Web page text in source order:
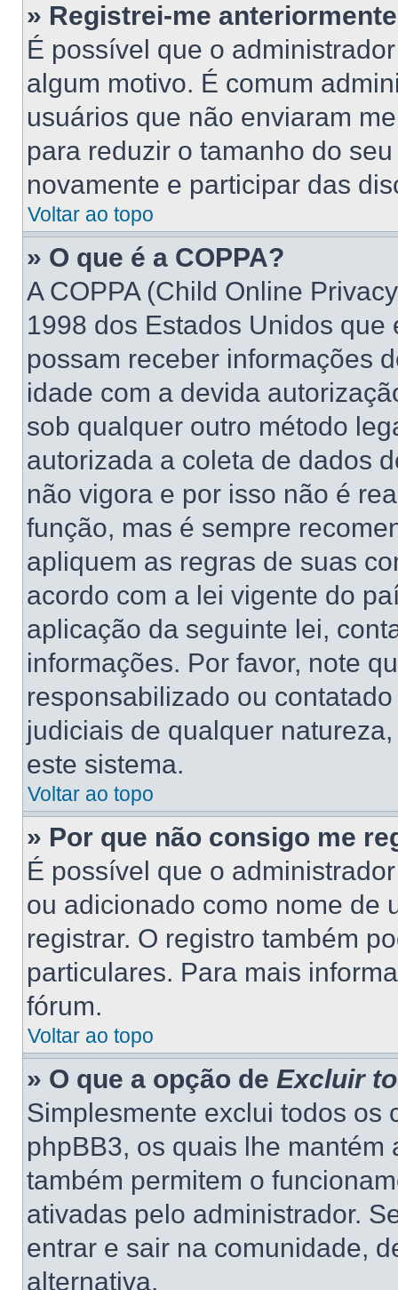
» Registrei-me
É possível que o
algum motivo. É comum
usuários que não enviaram
para reduzir o tamanho do
novamente e participar das
Voltar ao topo
» O que é a COPPA?
A COPPA (Child Online
1998 dos Estados Unidos
possam receber informações
idade com a devida
sob qualquer outro método
autorizada a coleta de dados
não vigora e por isso não é
função, mas é sempre
apliquem as regras de suas
acordo com a lei vigente do
aplicação da seguinte lei,
informações. Por favor, note
responsabilizado ou
judiciais de qualquer
este sistema.
Voltar ao topo
» Por que não consigo me
É possível que o
ou adicionado como nome de
registrar. O registro também
particulares. Para mais
fórum.
Voltar ao topo
» O que a opção de Excluir
Simplesmente exclui todos os
phpBB3, os quais lhe
também permitem o
ativadas pelo administrador.
entrar e sair na comunidade,
alternativa.